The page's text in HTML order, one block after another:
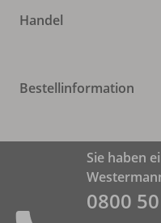
Handel
Bestellinformation
Sie haben
0800